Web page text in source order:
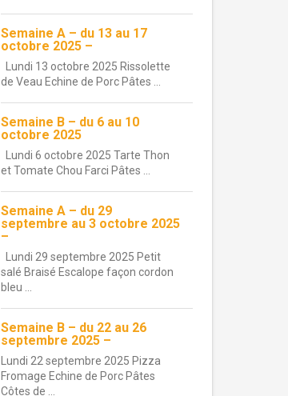
Semaine A – du 13 au 17
octobre 2025 –
Lundi 13 octobre 2025 Rissolette
de Veau Echine de Porc Pâtes ...
Semaine B – du 6 au 10
octobre 2025
Lundi 6 octobre 2025 Tarte Thon
et Tomate Chou Farci Pâtes ...
Semaine A – du 29
septembre au 3 octobre 2025
–
Lundi 29 septembre 2025 Petit
salé Braisé Escalope façon cordon
bleu ...
Semaine B – du 22 au 26
septembre 2025 –
Lundi 22 septembre 2025 Pizza
Fromage Echine de Porc Pâtes
Côtes de ...